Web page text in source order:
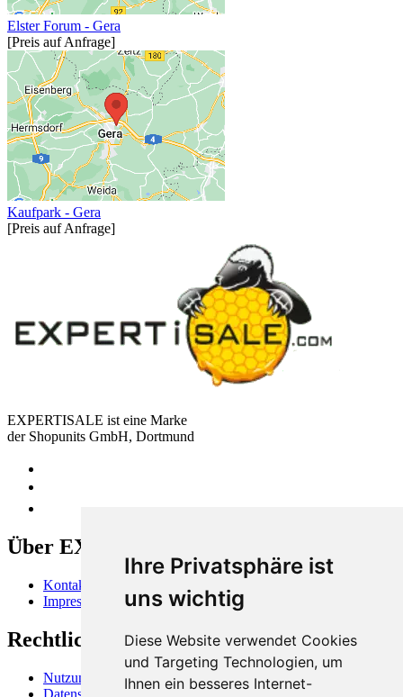
Ihre Privatsphäre ist
uns wichtig
Diese Website verwendet Cookies
und Targeting Technologien, um
Ihnen ein besseres Internet-
Elster Forum - Gera
[Preis auf Anfrage]
Kaufpark - Gera
[Preis auf Anfrage]
EXPERTISALE ist eine Marke
der Shopunits GmbH, Dortmund
Über EXPERTISALE
Kontakt
Impressum
Rechtliches
Nutzungsbedingungen
Datenschutzerklärung